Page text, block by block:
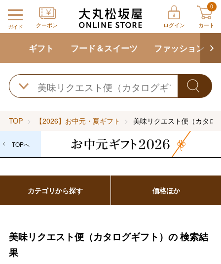
ガイド クーポン ログイン
0
カート
ギフト フード＆スイーツ ファッション
TOP 【2026】お中元・夏ギフト 美味リクエスト便（カタロ
TOPへ
美味リクエスト便（カタログギフト）の検索結
果
カテゴリから探す 価格ほか